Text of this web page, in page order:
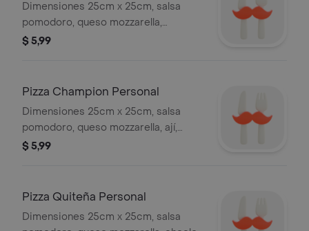
Dimensiones 25cm x 25cm, salsa
pomodoro, queso mozzarella,
pepperoni, pimiento, champiñón,
$ 5,99
Pizza Champion Personal
Dimensiones 25cm x 25cm, salsa
pomodoro, queso mozzarella, ají,
tocino, cebolla, pollo.
$ 5,99
Pizza Quiteña Personal
Dimensiones 25cm x 25cm, salsa